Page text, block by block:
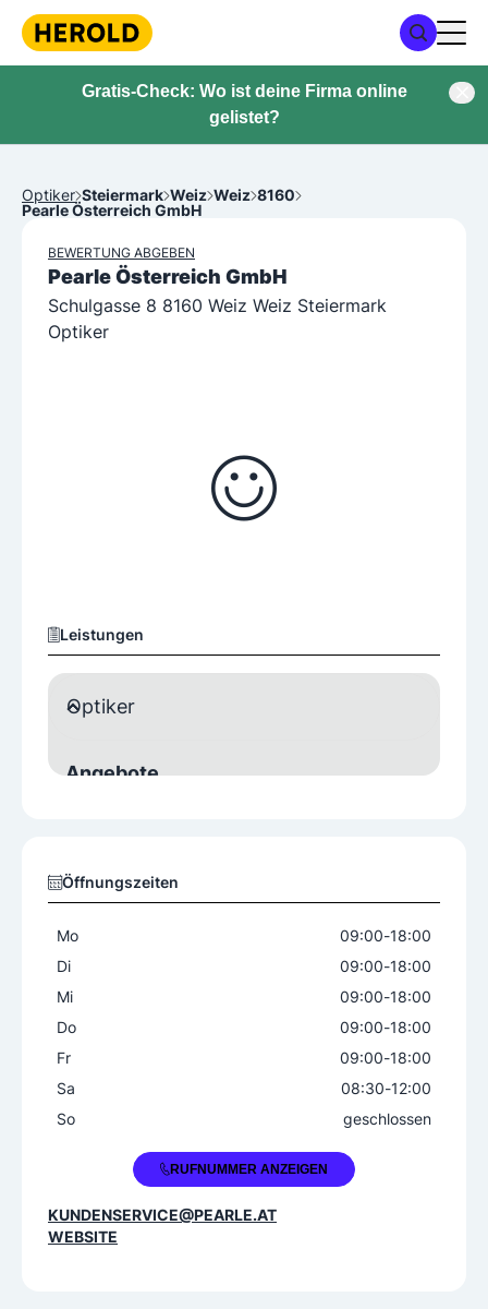
Gratis-Check: Wo ist deine Firma online
gelistet?
Optiker Steiermark Weiz Weiz 8160
Pearle Österreich GmbH
BEWERTUNG ABGEBEN
Pearle Österreich GmbH
Schulgasse 8 8160 Weiz Weiz Steiermark
Optiker
Leistungen
Optiker
Angebote
Sonstige Services
Öffnungszeiten
Mo 09:00-18:00
Di
09:00-18:00
Mi
09:00-18:00
Do
09:00-18:00
Fr
09:00-18:00
Sa
08:30-12:00
So
geschlossen
+43 3172 38048RUFNUMMER ANZEIGEN
KUNDENSERVICE@PEARLE.AT
WEBSITE